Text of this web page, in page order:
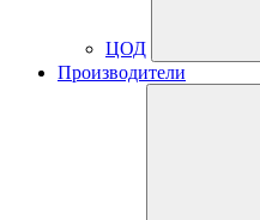
ЦОД
Производители